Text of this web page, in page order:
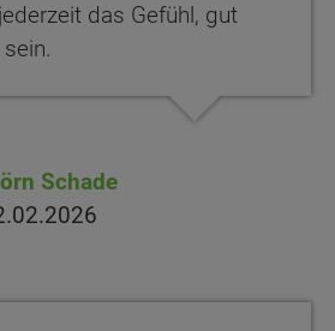
das Gefühl, gut
Schade